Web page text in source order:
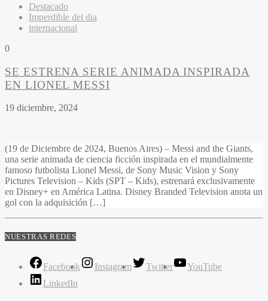
Destacado
Imperdible del dia
internacional
0
SE ESTRENA SERIE ANIMADA INSPIRADA
EN LIONEL MESSI
19 diciembre, 2024
(19 de Diciembre de 2024, Buenos Aires) – Messi and the Giants,
una serie animada de ciencia ficción inspirada en el mundialmente
famoso futbolista Lionel Messi, de Sony Music Vision y Sony
Pictures Television – Kids (SPT – Kids), estrenará exclusivamente
en Disney+ en América Latina. Disney Branded Television anota un
gol con la adquisición […]
NUESTRAS REDES
Facebook Instagram Twitter
YouTube
LinkedIn